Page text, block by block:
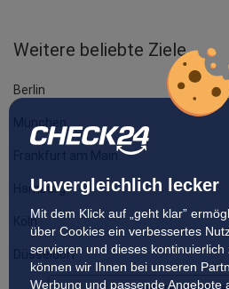
Unvergleichlich lecker
Mit dem Klick auf „geht klar”
über Cookies ein verbessertes
servieren und dieses
können wir Ihnen bei unseren
Werbung und passende Angebote
Weitere beliebte Ziele
Berlin
Frankfurt am Main
Hamburg
Köln
Düsseldorf
Stuttgart
Hannover
Nürnberg
Bremen
Leipzig
Dortmund
Dresden
Essen
Bonn
Darmstadt
Heidelberg
Rostock
Osnabrück
Memmingen
Hahn